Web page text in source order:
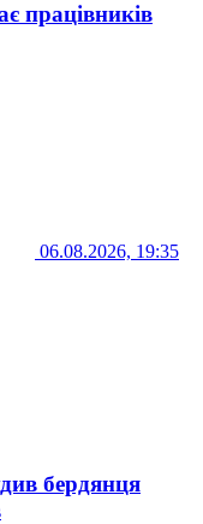
працівників
06.08.2026, 19:35
бердянця